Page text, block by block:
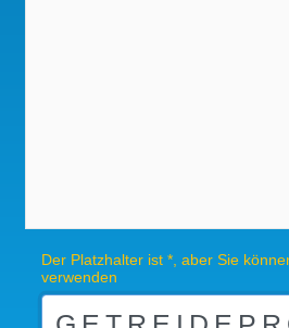
Der Platzhalter ist *, aber Sie
verwenden